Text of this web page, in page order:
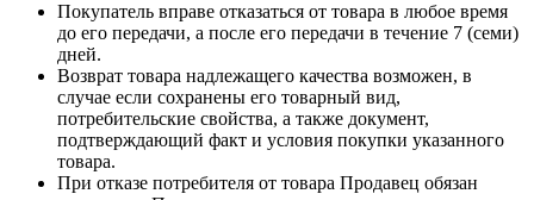
Покупатель вправе отказаться от товара в любое время
до его передачи, а после его передачи в течение 7 (семи)
дней.
Возврат товара надлежащего качества возможен, в
случае если сохранены его товарный вид,
потребительские свойства, а также документ,
подтверждающий факт и условия покупки указанного
товара.
При отказе потребителя от товара Продавец обязан